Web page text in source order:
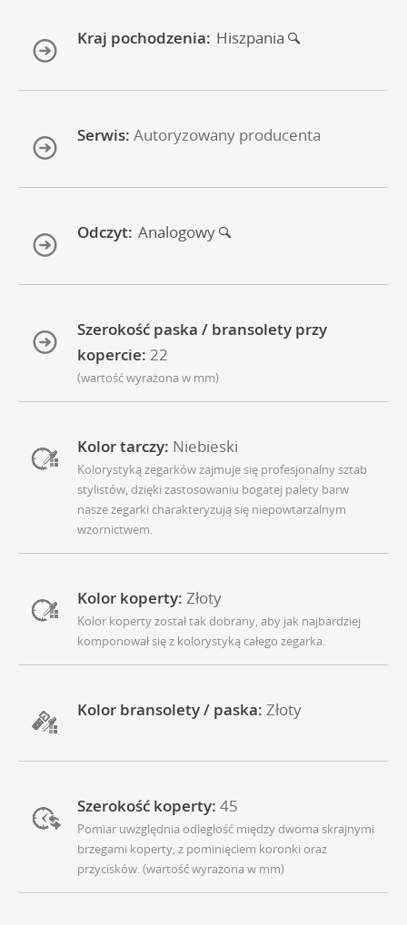
Kraj pochodzenia: Hiszpania
Serwis: Autoryzowany producenta
Odczyt: Analogowy
Szerokość paska / bransolety przy
kopercie: 22
(wartość wyrażona w mm)
Kolor tarczy: Niebieski
Kolorystyką zegarków zajmuje się profesjonalny sztab
stylistów, dzięki zastosowaniu bogatej palety barw
nasze zegarki charakteryzują się niepowtarzalnym
wzornictwem.
Kolor koperty: Złoty
Kolor koperty został tak dobrany, aby jak najbardziej
komponował się z kolorystyką całego zegarka.
Kolor bransolety / paska: Złoty
Szerokość koperty: 45
Pomiar uwzględnia odległość między dwoma skrajnymi
brzegami koperty, z pominięciem koronki oraz
przycisków. (wartość wyrażona w mm)